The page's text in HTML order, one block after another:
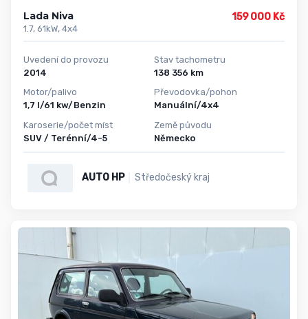
Lada Niva
1.7, 61kW, 4x4
159 000 Kč
Uvedení do provozu
2014
Motor/palivo
1,7 l/61 kw/Benzin
Karoserie/počet míst
SUV / Terénní/4-5
Stav tachometru
138 356 km
Převodovka/pohon
Manuální/4x4
Země původu
Německo
AUTO HP Středočeský kraj